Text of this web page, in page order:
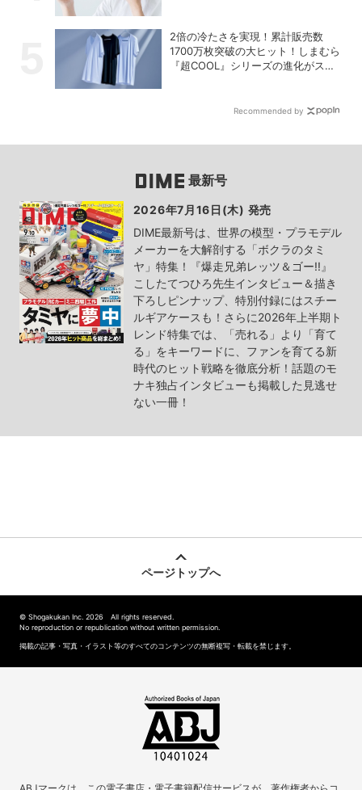
2倍の冷たさを実現！累計販売数
1700万枚突破の大ヒット！しまむら
『超COOL』シリーズの進化がスゴ
Recommended by
最新号
2026年7月16日(木) 発売
DIME最新号は、世界の模型・プラモデル
メーカーを大解剖する「ボクラのタミ
ヤ」特集！『爆走兄弟レッツ＆ゴー!!』
こしたてつひろ先生インタビュー＆描き
下ろしピンナップ、特別付録にはスチー
ルギアケースも！さらに2026年上半期ト
レンド特集では、「売れる」より「育て
る」をキーワードに、ファンを育てる新
時代のヒット戦略を徹底分析！話題のモ
ナキ独占インタビューも掲載した見逃せ
ない一冊！
ページトップへ
© Shogakukan Inc. 2026 All rights reserved.
No reproduction or republication without written permission.
掲載の記事・写真・イラスト等のすべてのコンテンツの無断複写・転載を禁じます。